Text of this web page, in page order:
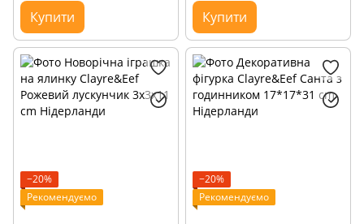
Купити Купити
−20%
Рекомендуємо
−20%
Рекомендуємо